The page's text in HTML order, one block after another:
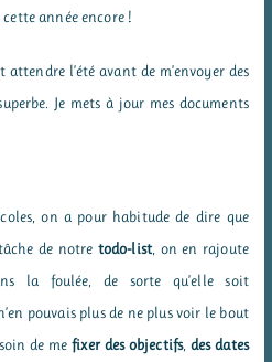
cette année encore !
attendre l’été avant de m’envoyer des
Je mets à jour mes documents
on a pour habitude de dire que
de notre todo-list , on en rajoute
la foulée, de sorte qu’elle soit
pouvais plus de ne plus voir le bout
de mefixer des objectifs,des dates